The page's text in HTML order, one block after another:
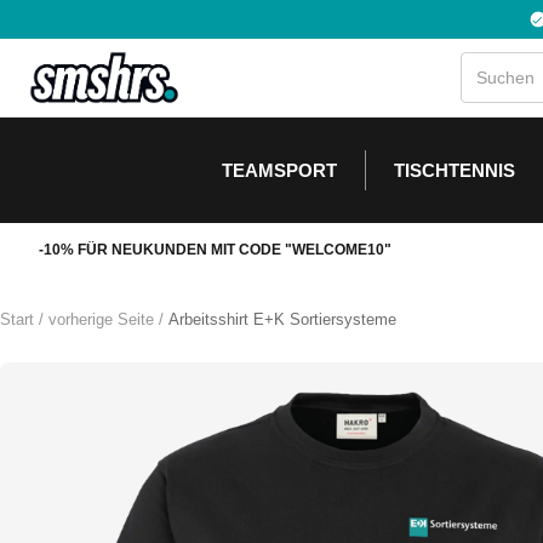
zum
Inhalt
TEAMSPORT TISCHTENNIS
-10% FÜR NEUKUNDEN MIT CODE "WELCOME10"
Start vorherige Seite Arbeitsshirt E+K Sortiersysteme